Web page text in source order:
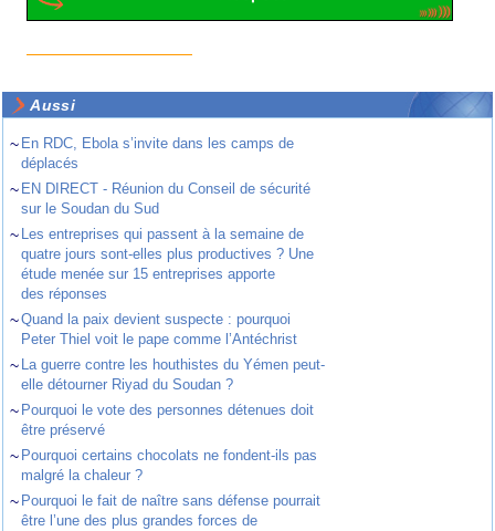
Aussi
~ En RDC, Ebola s’invite dans les camps de
déplacés
~ EN DIRECT - Réunion du Conseil de sécurité
sur le Soudan du Sud
~ Les entreprises qui passent à la semaine de
quatre jours sont-elles plus productives ? Une
étude menée sur 15 entreprises apporte
des réponses
~Quand la paix devient suspecte : pourquoi
Peter Thiel voit le pape comme l’Antéchrist
~ La guerre contre les houthistes du Yémen peut-
elle détourner Riyad du Soudan ?
~ Pourquoi le vote des personnes détenues doit
être préservé
~ Pourquoi certains chocolats ne fondent-ils pas
malgré la chaleur ?
~ Pourquoi le fait de naître sans défense pourrait
être l’une des plus grandes forces de